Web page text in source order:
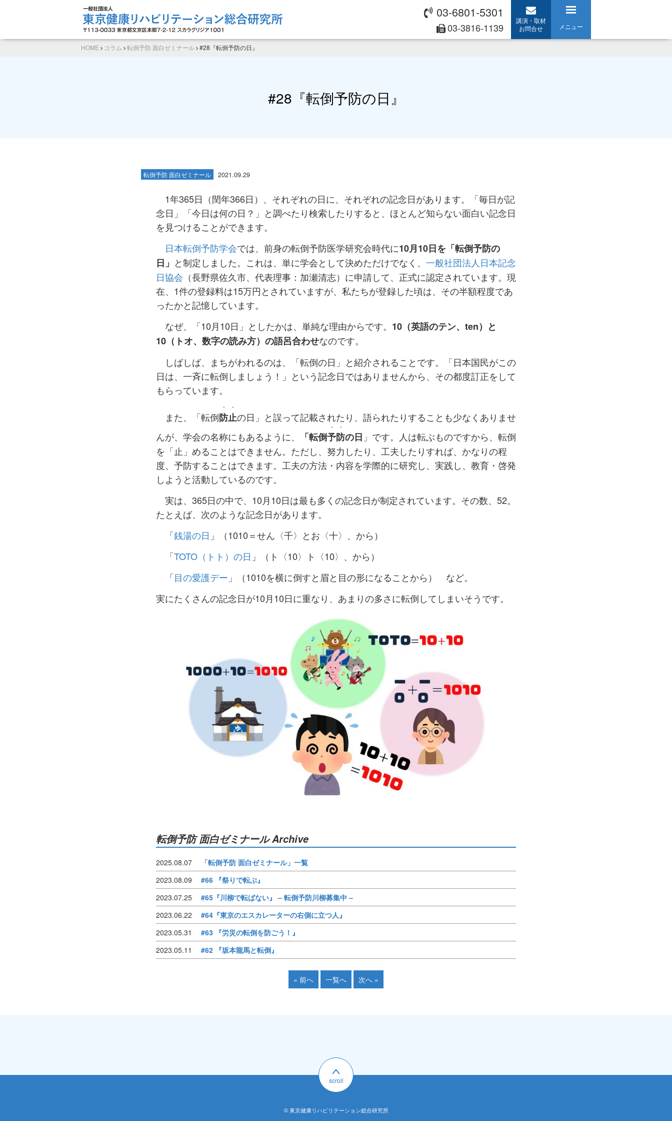
03-6801-5301
03-3816-1139
講演・取材
お問合せ
メニュー
HOME コラム 転倒予防 面白ゼミナール #28『転倒予防の日』
#28『転倒予防の日』
転倒予防 面白ゼミナール 2021.09.29
1年365日（閏年366日）、それぞれの日に、それぞれの記念日があります。「毎日が記
念日」「今日は何の日？」と調べたり検索したりすると、ほとんど知らない面白い記念日
を見つけることができます。
日本転倒予防学会では、前身の転倒予防医学研究会時代に10月10日を「転倒予防の
日」 と制定しました。これは、単に学会として決めただけでなく、 一般社団法人日本記念
日協会 （長野県佐久市、代表理事：加瀬清志）に申請して、正式に認定されています。現
在、1件の登録料は15万円とされていますが、私たちが登録した頃は、その半額程度であ
ったかと記憶しています。
なぜ、「10月10日」としたかは、単純な理由からです。 10（英語のテン、ten）と
10（トオ、数字の読み方）の語呂合わせなのです。
しばしば、まちがわれるのは、「転倒の日」と紹介されることです。「日本国民がこの
日は、一斉に転倒しましょう！」という記念日ではありませんから、その都度訂正をして
もらっています。
また、「転倒防
・
止
・
の日」と誤って記載されたり、語られたりすることも少なくありませ
んが、学会の名称にもあるように、
「転倒予
・
防
・
の日 」です。人は転ぶものですから、転倒
を「止」めることはできません。ただし、努力したり、工夫したりすれば、かなりの程
度、予防することはできます。工夫の方法・内容を学際的に研究し、実践し、教育・啓発
しようと活動しているのです。
実は、365日の中で、10月10日は最も多くの記念日が制定されています。その数、52。
たとえば、次のような記念日があります。
「銭湯の日 」（1010＝せん〈千〉とお〈十〉、から）
「TOTO（トト）の日 」（ト〈10〉ト〈10〉、から）
「目の愛護デー 」（1010を横に倒すと眉と目の形になることから） など。
実にたくさんの記念日が10月10日に重なり、あまりの多さに転倒してしまいそうです。
転倒予防 面白ゼミナール Archive
2025.08.07
「転倒予防 面白ゼミナール」一覧
2023.08.09
#66 『祭りで転ぶ』
2023.07.25
#65『川柳で転ばない』 – 転倒予防川柳募集中 –
2023.06.22
#64『東京のエスカレーターの右側に立つ人』
2023.05.31
#63 『労災の転倒を防ごう！』
2023.05.11
#62 『坂本龍馬と転倒』
« 前へ 一覧へ 次へ »
scroll
© 東京健康リハビリテーション総合研究所